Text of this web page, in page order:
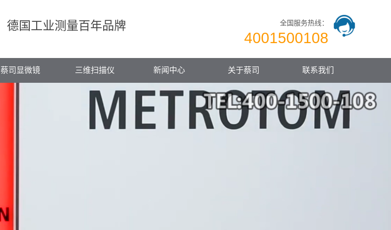
德国工业测量百年品牌 全国服务热线：
4001500108
蔡司显微镜 三维扫描仪 新闻中心 关于蔡司 联系我们